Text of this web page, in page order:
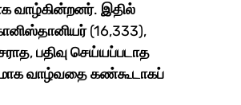
வாழ்கின்றனர். இதில்
(16,333),
பதிவு செய்யப்படாத
வாழ்வதை கண்கூடாகப்